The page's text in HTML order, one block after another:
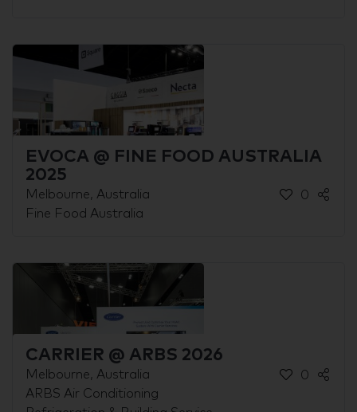
EVOCA @ FINE FOOD AUSTRALIA
2025
Melbourne, Australia
Fine Food Australia
0
CARRIER @ ARBS 2026
Melbourne, Australia
ARBS Air Conditioning
0